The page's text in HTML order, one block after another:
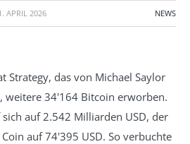
APRIL 2026 NEWS
Strategy, das von Michael Saylor
weitere 34'164 Bitcoin erworben.
auf 2.542 Milliarden USD, der
auf 74'395 USD. So verbuchte